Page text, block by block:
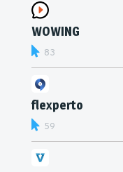
WOWING
83
flexperto
59